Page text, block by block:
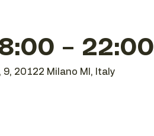
– 22:00
9, 20122 Milano MI, Italy